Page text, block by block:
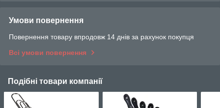
Умови повернення
Повернення товару впродовж 14 днів за рахунок покупця
Всі умови повернення
Подібні товари компанії